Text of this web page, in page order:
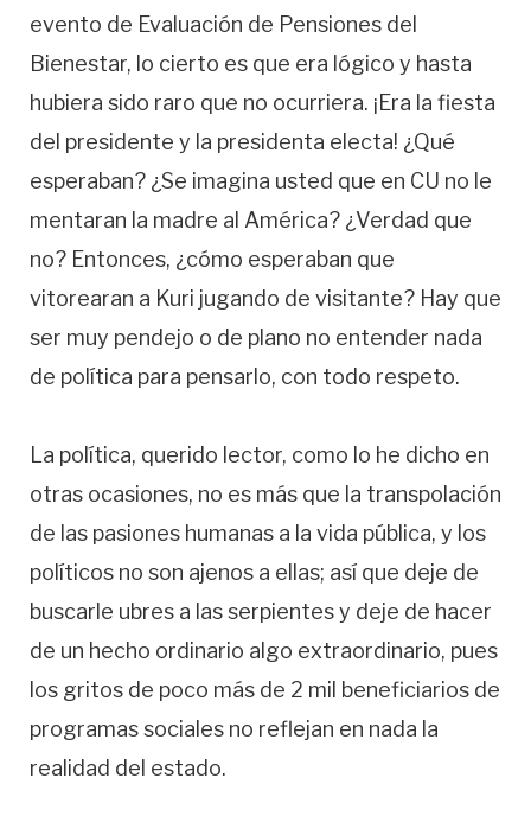
evento de Evaluación de Pensiones del
Bienestar, lo cierto es que era lógico y hasta
hubiera sido raro que no ocurriera. ¡Era la fiesta
del presidente y la presidenta electa! ¿Qué
esperaban? ¿Se imagina usted que en CU no le
mentaran la madre al América? ¿Verdad que
no? Entonces, ¿cómo esperaban que
vitorearan a Kuri jugando de visitante? Hay que
ser muy pendejo o de plano no entender nada
de política para pensarlo, con todo respeto.
La política, querido lector, como lo he dicho en
otras ocasiones, no es más que la transpolación
de las pasiones humanas a la vida pública, y los
políticos no son ajenos a ellas; así que deje de
buscarle ubres a las serpientes y deje de hacer
de un hecho ordinario algo extraordinario, pues
los gritos de poco más de 2 mil beneficiarios de
programas sociales no reflejan en nada la
realidad del estado.